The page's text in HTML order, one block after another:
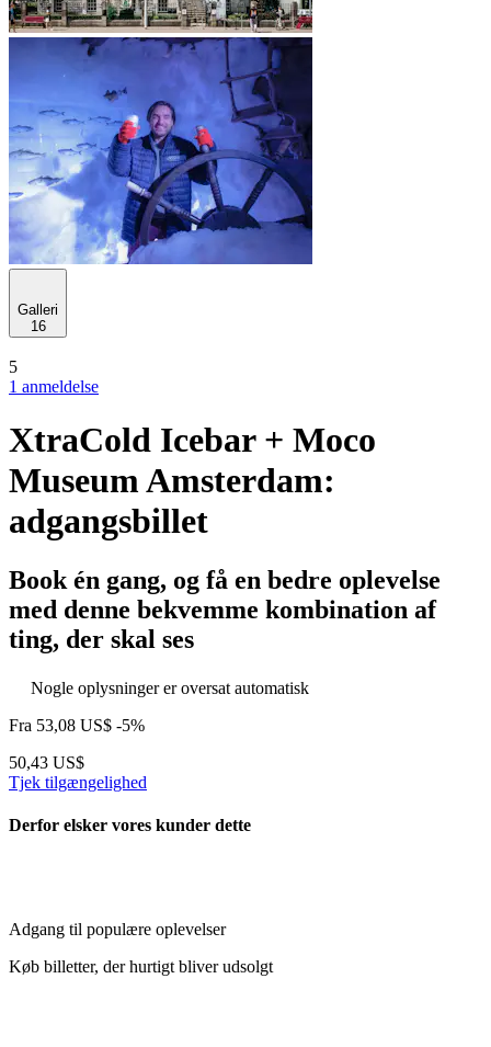
Galleri
16
5
1 anmeldelse
XtraCold Icebar + Moco
Museum Amsterdam:
adgangsbillet
Book én gang, og få en bedre oplevelse
med denne bekvemme kombination af
ting, der skal ses
Nogle oplysninger er oversat automatisk
Fra 53,08 US$ -5%
50,43 US$
Tjek tilgængelighed
Derfor elsker vores kunder dette
Adgang til populære oplevelser
Køb billetter, der hurtigt bliver udsolgt